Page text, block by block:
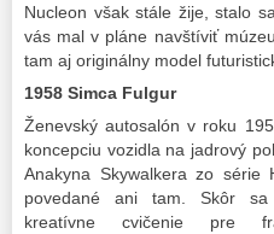
Nucleon však stále žije, stalo
vás mal v pláne navštíviť
tam aj originálny model
1958 Simca Fulgur
Ženevský autosalón v roku
koncepciu vozidla na jadrový
Anakyna Skywalkera zo série
povedané ani tam. Skôr
kreatívne cvičenie pre